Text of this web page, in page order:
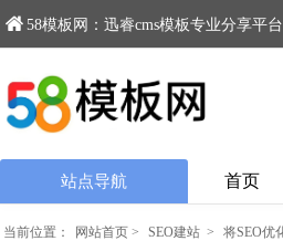
58模板网：迅睿cms模板专业分享平
站点导航 首页
当前位置： 网站首页 > SEO建站 > 将SEO优